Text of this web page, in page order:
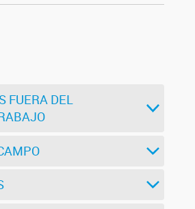
FUERA DEL